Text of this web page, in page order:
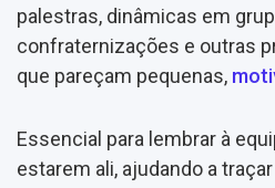
palestras, dinâmicas em
confraternizações e outras
que pareçam pequenas,
Essencial para lembrar à
estarem ali, ajudando a